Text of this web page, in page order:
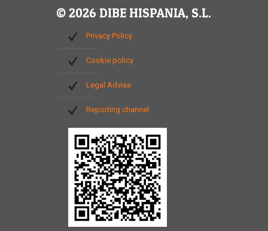
© 2026 DIBE HISPANIA, S.L.
Privacy Policy
Cookie policy
Legal Advise
Reporting channel